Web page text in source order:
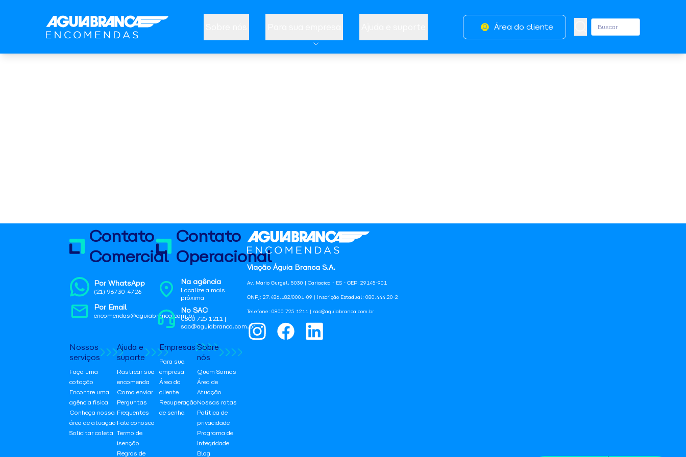
Área do cliente
Viação Águia Branca S.A.
Av. Mario Gurgel, 5030 | Cariacica - ES - CEP: 29145-901
CNPJ: 27.486.182/0001-09 | Inscrição Estadual: 080.444.20-2
Telefone: 0800 725 1211 | sac@aguiabranca.com.br
Contato
Comercial
Por WhatsApp
(21) 96730-4726
Por Email
encomendas@aguiabranca.com.br
Contato
Operacional
Na agência
Localize a mais
próxima
No SAC
0800 725 1211 |
sac@aguiabranca.com.br
Nossos
serviços
Faça uma
cotação
Encontre uma
agência física
Conheça nossa
área de atuação
Solicitar coleta
Ajuda e
suporte
Rastrear sua
encomenda
Como enviar
Perguntas
Frequentes
Fale conosco
Termo de
isenção
Regras de
Empresas
Para sua
empresa
Área do
cliente
Recuperação
de senha
Sobre
nós
Quem Somos
Área de
Atuação
Nossas rotas
Política de
privacidade
Programa de
Integridade
Blog